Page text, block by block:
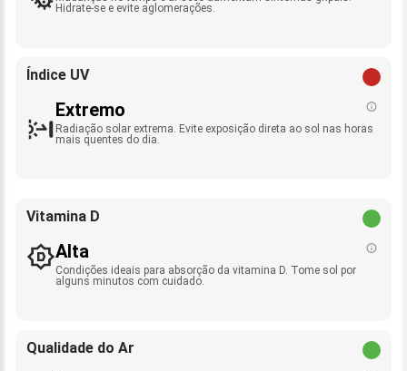
Hidrate-se e evite aglomerações.
Índice UV
Extremo
Radiação solar extrema. Evite exposição direta ao sol nas horas
mais quentes do dia.
Vitamina D
Alta
Condições ideais para absorção da vitamina D. Tome sol por
alguns minutos com cuidado.
Qualidade do Ar